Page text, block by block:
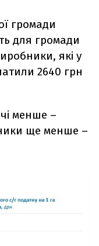
громади
для громади
які у
2640 грн
менше –
ще менше –